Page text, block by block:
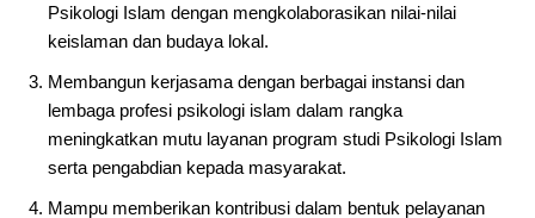
Psikologi Islam dengan mengkolaborasikan nilai-nilai
keislaman dan budaya lokal.
Membangun kerjasama dengan berbagai instansi dan
lembaga profesi psikologi islam dalam rangka
meningkatkan mutu layanan program studi Psikologi Islam
serta pengabdian kepada masyarakat.
Mampu memberikan kontribusi dalam bentuk pelayanan